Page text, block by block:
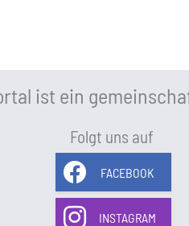
ist ein
Folgt uns auf
FACEBOOK
INSTAGRAM